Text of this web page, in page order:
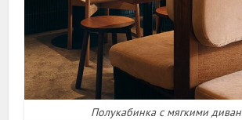
Полукабинка с мягкими